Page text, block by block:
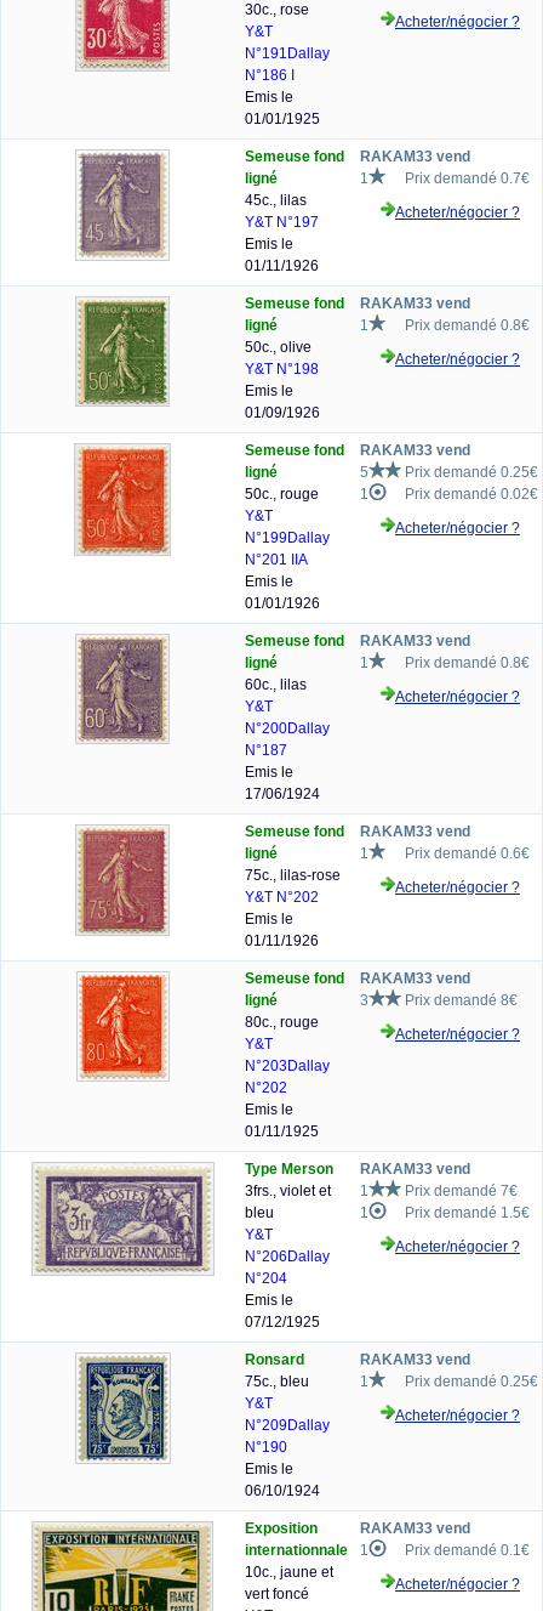
30c., rose
Y&T
N°191 Dallay
N°186 I
Emis le
01/01/1925
Acheter/négocier ?
Semeuse fond
ligné
45c., lilas
Y&T N°197
Emis le
01/11/1926
RAKAM33 vend
1
Prix demandé 0.7€
Acheter/négocier ?
Semeuse fond
ligné
50c., olive
Y&T N°198
Emis le
01/09/1926
RAKAM33 vend
1
Prix demandé 0.8€
Acheter/négocier ?
Semeuse fond
ligné
50c., rouge
Y&T
N°199Dallay
N°201 IIA
Emis le
01/01/1926
RAKAM33 vend
5
Prix demandé 0.25€
1
Prix demandé 0.02€
Acheter/négocier ?
Semeuse fond
ligné
60c., lilas
Y&T
N°200Dallay
N°187
Emis le
17/06/1924
RAKAM33 vend
1
Prix demandé 0.8€
Acheter/négocier ?
Semeuse fond
ligné
75c., lilas-rose
Y&T N°202
Emis le
01/11/1926
RAKAM33 vend
1
Prix demandé 0.6€
Acheter/négocier ?
Semeuse fond
ligné
80c., rouge
Y&T
N°203Dallay
N°202
Emis le
01/11/1925
RAKAM33 vend
3
Prix demandé 8€
Acheter/négocier ?
Type Merson
3frs., violet et
bleu
Y&T
N°206 Dallay
N°204
Emis le
07/12/1925
RAKAM33 vend
1
Prix demandé 7€
1
Prix demandé 1.5€
Acheter/négocier ?
Ronsard
75c., bleu
Y&T
N°209Dallay
N°190
Emis le
06/10/1924
RAKAM33 vend
1
Prix demandé 0.25€
Acheter/négocier ?
Exposition
internationnale
10c., jaune et
vert foncé
RAKAM33 vend
1
Prix demandé 0.1€
Acheter/négocier ?